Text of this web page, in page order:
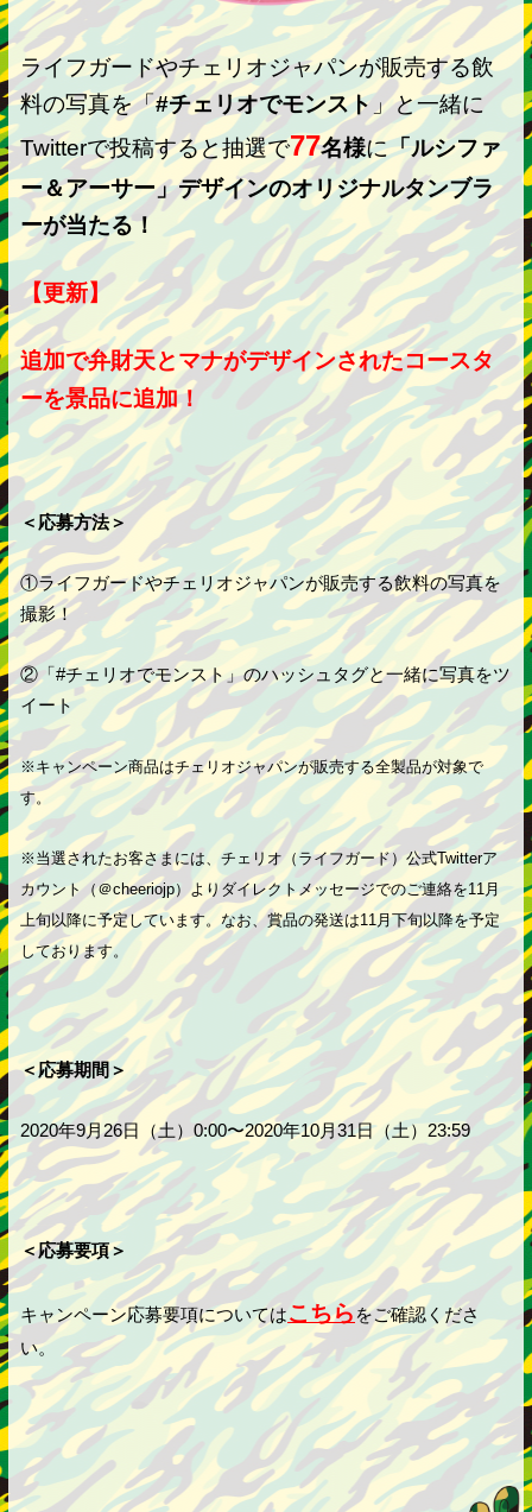
ライフガードやチェリオジャパンが販売する飲
料の写真を「#チェリオでモンスト 」と一緒に
Twitterで投稿すると抽選で77名様に「ルシファ
ー＆アーサー」デザインのオリジナルタンブラ
ーが当たる！
【更新】
追加で弁財天とマナがデザインされたコースタ
ーを景品に追加！
＜応募方法＞
①ライフガードやチェリオジャパンが販売する飲料の写真を
撮影！
②「#チェリオでモンスト」のハッシュタグと一緒に写真をツ
イート
※キャンペーン商品はチェリオジャパンが販売する全製品が対象で
す。
※当選されたお客さまには、チェリオ（ライフガード）公式Twitterア
カウント（＠cheeriojp）よりダイレクトメッセージでのご連絡を11月
上旬以降に予定しています。なお、賞品の発送は11月下旬以降を予定
しております。
＜応募期間＞
2020年9月26日（土）0:00〜2020年10月31日（土）23:59
＜応募要項＞
キャンペーン応募要項についてはこちらをご確認くださ
い。